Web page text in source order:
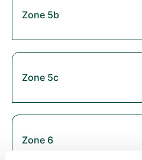
Zone 5b
Zone 5c
Zone 6